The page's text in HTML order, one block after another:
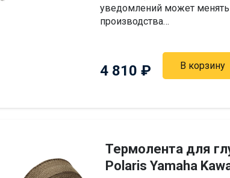
уведомлений может
производства…
4 810₽ В корзину
Термолента для
Polaris Yamaha